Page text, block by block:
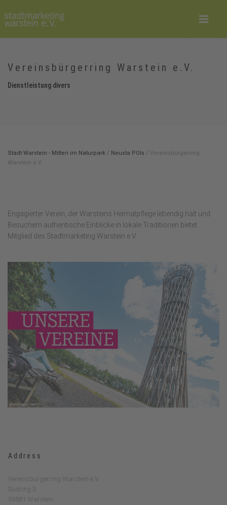
Vereinsbürgerring Warstein e.V.
Dienstleistung divers
Stadt Warstein - Mitten im Naturpark / Neusta POIs / Vereinsbürgerring
Warstein e.V.
Engagierter Verein, der Warsteins Heimatpflege lebendig hält und
Besuchern authentische Einblicke in lokale Traditionen bietet.
Mitglied des Stadtmarketing Warstein e.V.
Address
Vereinsbürgerring Warstein e.V.
Südring 3
59581 Warstein